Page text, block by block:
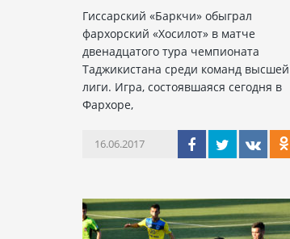
Гиссарский «Баркчи» обыграл
фархорский «Хосилот» в матче
двенадцатого тура чемпионата
Таджикистана среди команд высшей
лиги. Игра, состоявшаяся сегодня в
Фархоре,
16.06.2017